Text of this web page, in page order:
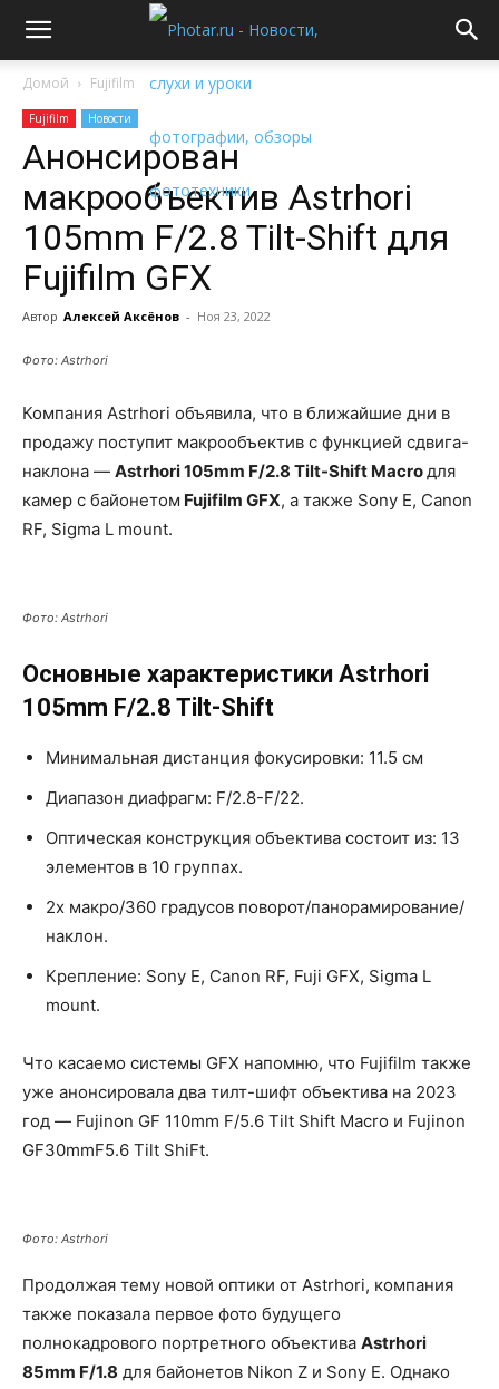
Домой Fujifilm
Fujifilm Новости
Анонсирован
макрообъектив Astrhori
105mm F/2.8 Tilt-Shift для
Fujifilm GFX
Автор Алексей Аксёнов - Ноя 23, 2022
Фото: Astrhori
Компания Astrhori объявила, что в ближайшие дни в
продажу поступит макрообъектив с функцией сдвига-
наклона — Astrhori 105mm F/2.8 Tilt-Shift Macroдля
камер с байонетом Fujifilm GFX, а также Sony E, Canon
RF, Sigma L mount.
Фото: Astrhori
Основные характеристики Astrhori
105mm F/2.8 Tilt-Shift
Минимальная дистанция фокусировки: 11.5 см
Диапазон диафрагм: F/2.8-F/22.
Оптическая конструкция объектива состоит из: 13
элементов в 10 группах.
2x макро/360 градусов поворот/панорамирование/
наклон.
Крепление: Sony E, Canon RF, Fuji GFX, Sigma L
mount.
Что касаемо системы GFX напомню, что Fujifilm также
уже анонсировала два тилт-шифт объектива на 2023
год — Fujinon GF 110mm F/5.6 Tilt Shift Macro и Fujinon
GF30mmF5.6 Tilt ShiFt.
Фото: Astrhori
Продолжая тему новой оптики от Astrhori, компания
также показала первое фото будущего
полнокадрового портретного объектива Astrhori
85mm F/1.8 для байонетов Nikon Z и Sony E. Однако